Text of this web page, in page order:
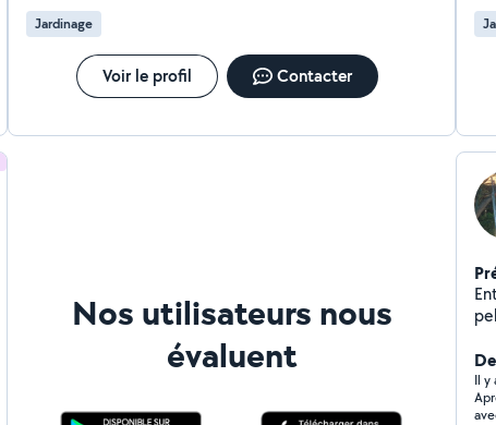
Jardinage
Voir le profil Contacter
Nos utilisateurs nous
évaluent
pelouses -
Il y